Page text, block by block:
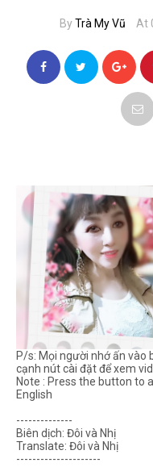
ByTrà My Vũ At
P/s: Mọi người nhớ ấn vào
cạnh nút cài đặt để xem
Note : Press the button to
English
--------------
Biên dịch: Đôi và Nhị
Translate: Đôi và Nhị
---------------------